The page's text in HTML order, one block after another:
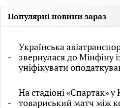
Популярні новини зараз
Українська
звернулася до Мінфіну
уніфікувати
На стадіоні «Спартак» у
товариський матч між